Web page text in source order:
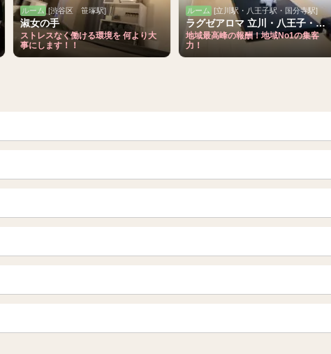
ルーム [渋谷区 笹塚駅]
淑女の手
ストレスなく働ける環境を 何より大
事にします！！
ルーム [立川駅・八王子駅・国分寺駅]
ラグゼアロマ 立川・八王子・国分寺店
地域最高峰の報酬！地域No1の集客
力！
青森
岩手 (盛岡・北上)
栃木（宇都宮・小山） 群馬（伊勢崎・高崎・前橋）
越谷・春日部 所沢・川越
岐阜県
三重県
烏丸御池駅
四条烏丸・河原町・祇園四条
岡山
山口